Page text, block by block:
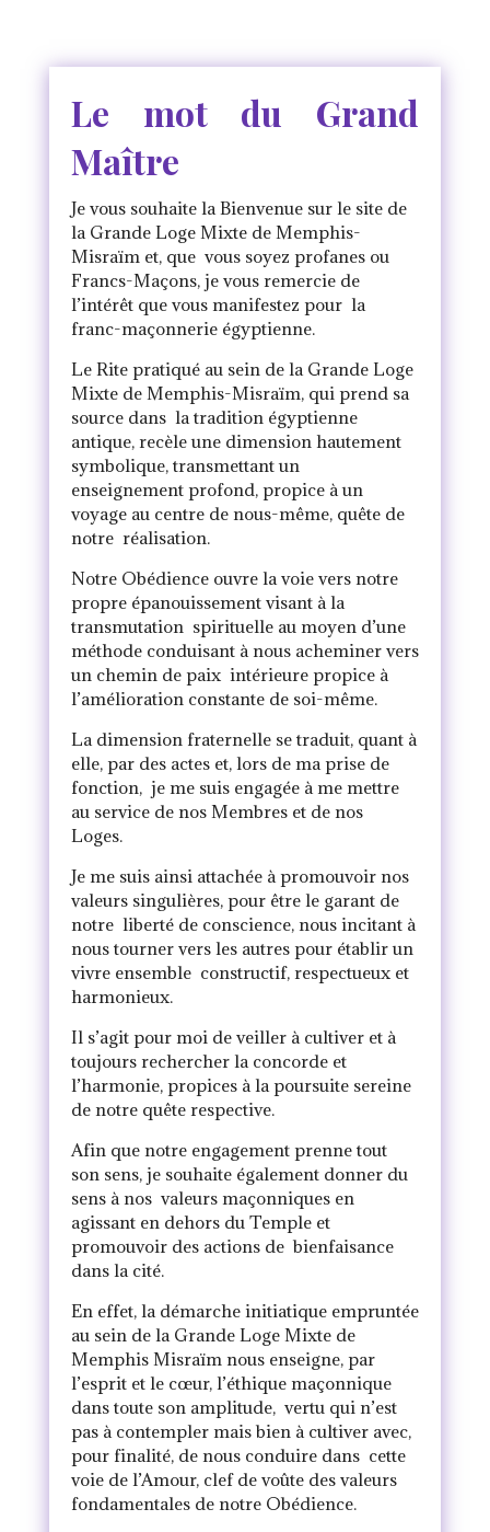
Le mot du Grand
Maître
Je vous souhaite la Bienvenue sur le site de
la Grande Loge Mixte de Memphis-
Misraïm et, que vous soyez profanes ou
Francs-Maçons, je vous remercie de
l’intérêt que vous manifestez pour la
franc-maçonnerie égyptienne.
Le Rite pratiqué au sein de la Grande Loge
Mixte de Memphis-Misraïm, qui prend sa
source dans la tradition égyptienne
antique, recèle une dimension hautement
symbolique, transmettant un
enseignement profond, propice à un
voyage au centre de nous-même, quête de
notre réalisation.
Notre Obédience ouvre la voie vers notre
propre épanouissement visant à la
transmutation spirituelle au moyen d’une
méthode conduisant à nous acheminer vers
un chemin de paix intérieure propice à
l’amélioration constante de soi-même.
La dimension fraternelle se traduit, quant à
elle, par des actes et, lors de ma prise de
fonction, je me suis engagée à me mettre
au service de nos Membres et de nos
Loges.
Je me suis ainsi attachée à promouvoir nos
valeurs singulières, pour être le garant de
notre liberté de conscience, nous incitant à
nous tourner vers les autres pour établir un
vivre ensemble constructif, respectueux et
harmonieux.
Il s’agit pour moi de veiller à cultiver et à
toujours rechercher la concorde et
l’harmonie, propices à la poursuite sereine
de notre quête respective.
Afin que notre engagement prenne tout
son sens, je souhaite également donner du
sens à nos valeurs maçonniques en
agissant en dehors du Temple et
promouvoir des actions de bienfaisance
dans la cité.
En effet, la démarche initiatique empruntée
au sein de la Grande Loge Mixte de
Memphis Misraïm nous enseigne, par
l’esprit et le cœur, l’éthique maçonnique
dans toute son amplitude, vertu qui n’est
pas à contempler mais bien à cultiver avec,
pour finalité, de nous conduire dans cette
voie de l’Amour, clef de voûte des valeurs
fondamentales de notre Obédience.